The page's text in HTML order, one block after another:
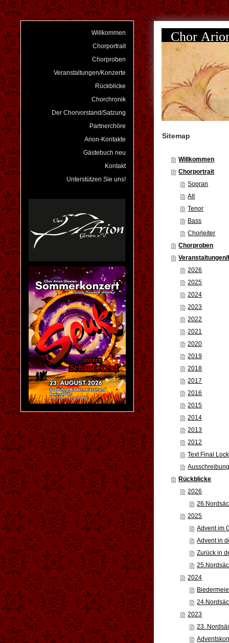
Willkommen
Chorportrait
Chorproben
Veranstaltungen/Konzerte
Rückblicke
Chorchronik
Der Chorvorstand/Satzung
Partnerchöre
Arion-Kontakte
Gästebuch neu
Kontakt
Unterstützen Sie uns!
Chor
Sitemap
Willkommen
Chorportrait
Sopran
Alt
Tenor
Bass
Chorleiter
Chorproben
2026
2025
2024
2023
2022
2021
2020
2019
2018
2017
2016
2015
2014
2013
2012
Text Final
Rückblicke
2026
2025
Advent im
Advent in
Zurück in
2024
2023
23.